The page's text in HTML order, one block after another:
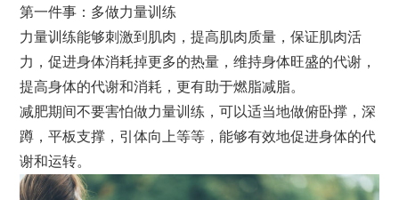
第一件事：多做力量训练
力量训练能够刺激到肌肉，提高肌肉质量，保证肌肉活
力，促进身体消耗掉更多的热量，维持身体旺盛的代谢，
提高身体的代谢和消耗，更有助于燃脂减脂。
减肥期间不要害怕做力量训练，可以适当地做俯卧撑，深
蹲，平板支撑，引体向上等等，能够有效地促进身体的代
谢和运转。